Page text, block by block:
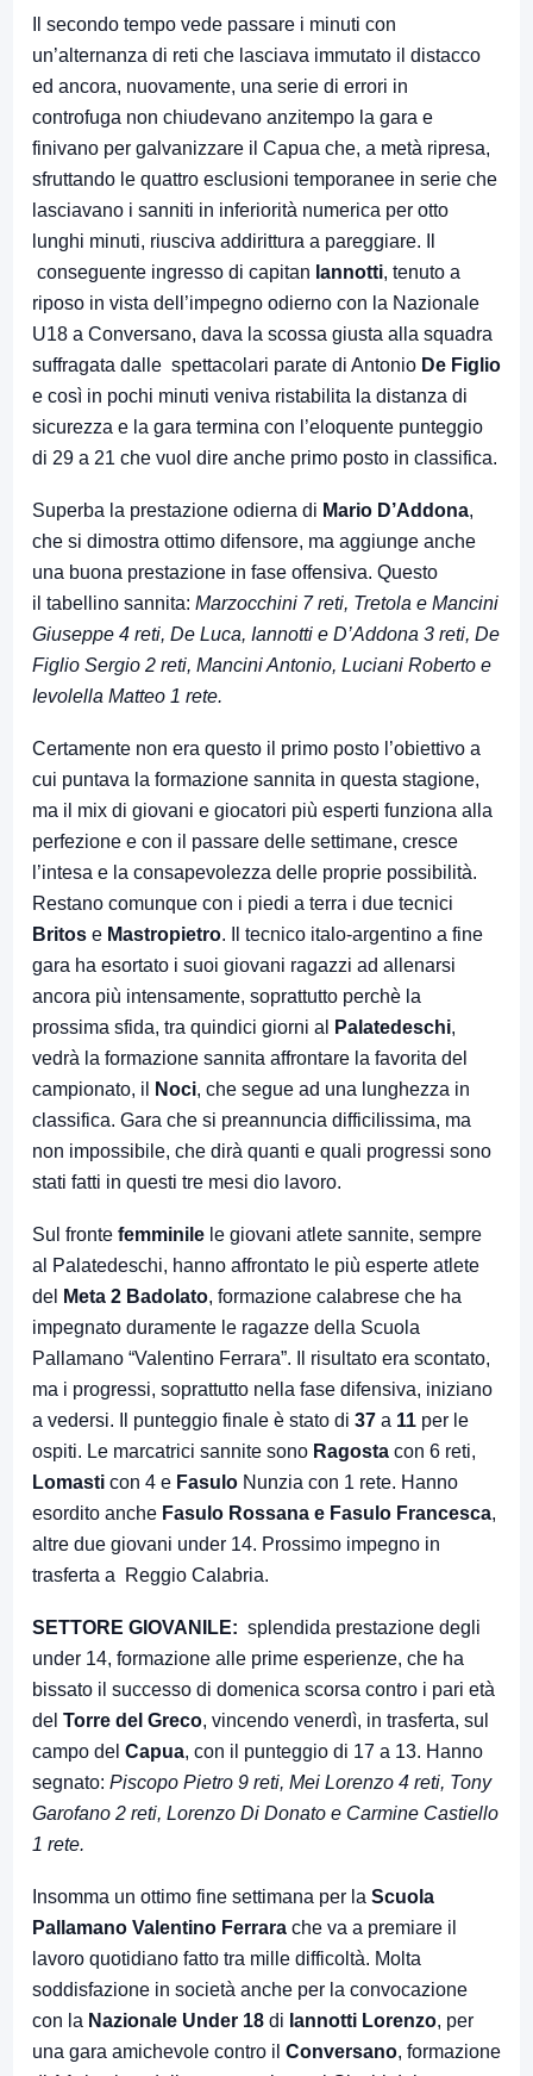
Il secondo tempo vede passare i minuti con
un’alternanza di reti che lasciava immutato il distacco
ed ancora, nuovamente, una serie di errori in
controfuga non chiudevano anzitempo la gara e
finivano per galvanizzare il Capua che, a metà ripresa,
sfruttando le quattro esclusioni temporanee in serie che
lasciavano i sanniti in inferiorità numerica per otto
lunghi minuti, riusciva addirittura a pareggiare. Il
conseguente ingresso di capitan Iannotti, tenuto a
riposo in vista dell’impegno odierno con la Nazionale
U18 a Conversano, dava la scossa giusta alla squadra
suffragata dalle spettacolari parate di Antonio De Figlio
e così in pochi minuti veniva ristabilita la distanza di
sicurezza e la gara termina con l’eloquente punteggio
di 29 a 21 che vuol dire anche primo posto in classifica.
Superba la prestazione odierna di Mario D’Addona,
che si dimostra ottimo difensore, ma aggiunge anche
una buona prestazione in fase offensiva. Questo
il tabellino sannita: Marzocchini 7 reti, Tretola e Mancini
Giuseppe 4 reti, De Luca, Iannotti e D’Addona 3 reti, De
Figlio Sergio 2 reti, Mancini Antonio, Luciani Roberto e
Ievolella Matteo 1 rete.
Certamente non era questo il primo posto l’obiettivo a
cui puntava la formazione sannita in questa stagione,
ma il mix di giovani e giocatori più esperti funziona alla
perfezione e con il passare delle settimane, cresce
l’intesa e la consapevolezza delle proprie possibilità.
Restano comunque con i piedi a terra i due tecnici
Britos e Mastropietro. Il tecnico italo-argentino a fine
gara ha esortato i suoi giovani ragazzi ad allenarsi
ancora più intensamente, soprattutto perchè la
prossima sfida, tra quindici giorni al
Palatedeschi,
vedrà la formazione sannita affrontare la favorita del
campionato, il
Noci, che segue ad una lunghezza in
classifica. Gara che si preannuncia difficilissima, ma
non impossibile, che dirà quanti e quali progressi sono
stati fatti in questi tre mesi dio lavoro.
Sul fronte femminile le giovani atlete sannite, sempre
al Palatedeschi, hanno affrontato le più esperte atlete
del
Meta 2 Badolato, formazione calabrese che ha
impegnato duramente le ragazze della Scuola
Pallamano “Valentino Ferrara”. Il risultato era scontato,
ma i progressi, soprattutto nella fase difensiva, iniziano
a vedersi. Il punteggio finale è stato di 37 a 11 per le
ospiti. Le marcatrici sannite sono Ragosta con 6 reti,
Lomasti con 4 e Fasulo Nunzia con 1 rete. Hanno
esordito anche Fasulo Rossana e Fasulo Francesca,
altre due giovani under 14. Prossimo impegno in
trasferta a Reggio Calabria.
SETTORE GIOVANILE: splendida prestazione degli
under 14, formazione alle prime esperienze, che ha
bissato il successo di domenica scorsa contro i pari età
del Torre del Greco, vincendo venerdì, in trasferta, sul
campo del Capua, con il punteggio di 17 a 13. Hanno
segnato: Piscopo Pietro 9 reti, Mei Lorenzo 4 reti, Tony
Garofano 2 reti, Lorenzo Di Donato e Carmine Castiello
1 rete.
Insomma un ottimo fine settimana per la Scuola
Pallamano Valentino Ferrara che va a premiare il
lavoro quotidiano fatto tra mille difficoltà. Molta
soddisfazione in società anche per la convocazione
con la Nazionale Under 18 di Iannotti Lorenzo, per
una gara amichevole contro il Conversano, formazione